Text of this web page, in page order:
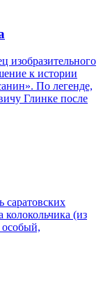
изобразительного
к истории
По легенде,
Глинке после
саратовских
(из
особый,